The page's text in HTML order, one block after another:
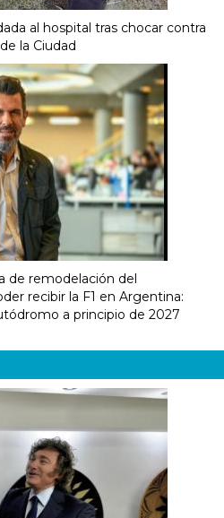
al hospital tras chocar contra
la Ciudad
de remodelación del
recibir la F1 en Argentina:
a principio de 2027